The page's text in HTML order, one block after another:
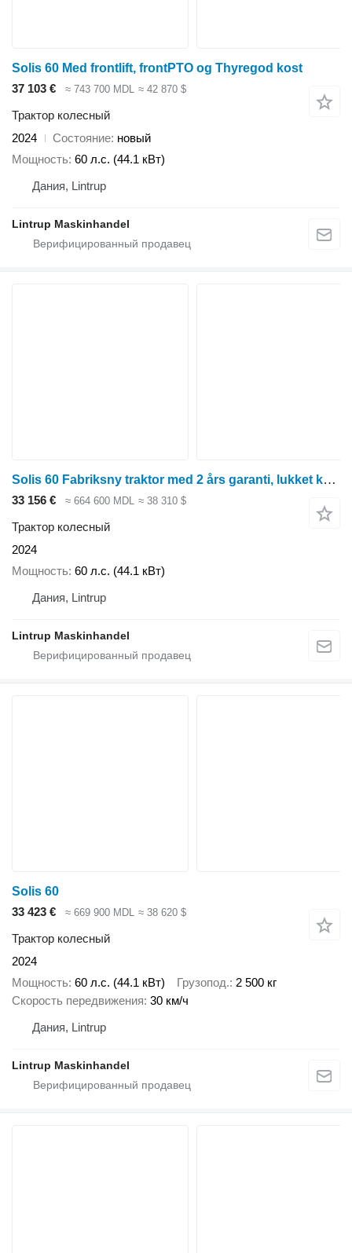
Solis 60 Med frontlift, frontPTO og Thyregod kost
37 103 €
≈ 743 700 MDL ≈ 42 870 $
Трактор колесный
2024
Состояние новый
Мощность 60 л.с. (44.1 кВт)
Дания, Lintrup
Lintrup Maskinhandel
Solis 60 Fabriksny traktor med 2 års garanti, lukket kabine med klima
33 156 € ≈ 664 600 MDL ≈ 38 310 $
Трактор колесный
2024
Мощность 60 л.с. (44.1 кВт)
Дания, Lintrup
Lintrup Maskinhandel
Solis 60
33 423 €
≈ 669 900 MDL ≈ 38 620 $
Трактор колесный
2024
Мощность 60 л.с. (44.1 кВт) Грузопод. 2 500 кг
Скорость передвижения 30 км/ч
Дания, Lintrup
Lintrup Maskinhandel